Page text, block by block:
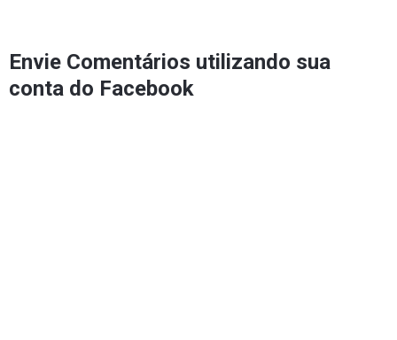
Envie Comentários utilizando sua
conta do Facebook